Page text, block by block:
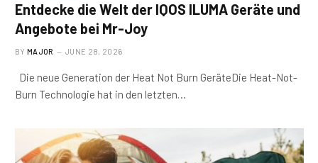
Entdecke die Welt der IQOS ILUMA Geräte und
Angebote bei Mr-Joy
BY MAJOR JUNE 28, 2026
Die neue Generation der Heat Not Burn GeräteDie Heat-Not-
Burn Technologie hat in den letzten…